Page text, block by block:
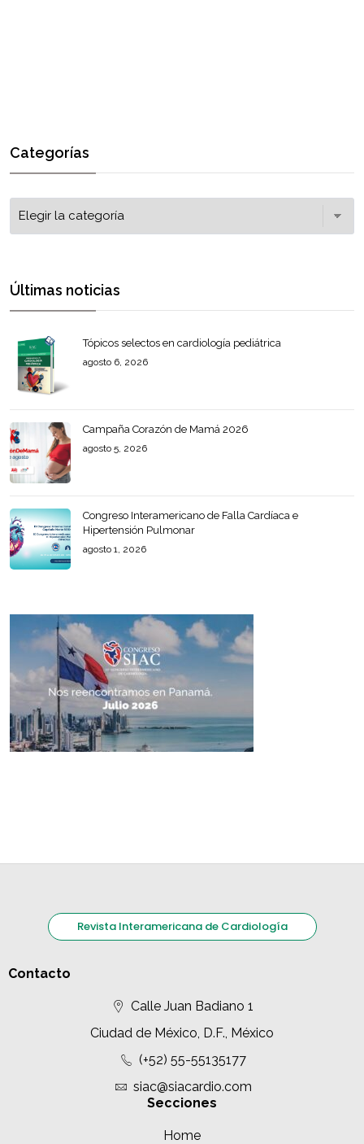
Categorías
Últimas noticias
Tópicos selectos en cardiología pediátrica
agosto 6, 2026
Campaña Corazón de Mamá 2026
agosto 5, 2026
Congreso Interamericano de Falla Cardíaca e
Hipertensión Pulmonar
agosto 1, 2026
Revista Interamericana de Cardiología
Contacto
Calle Juan Badiano 1
Ciudad de México, D.F., México
(+52) 55-55135177
siac@siacardio.com
Secciones
Home